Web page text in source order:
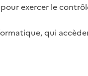
exercer le
qui